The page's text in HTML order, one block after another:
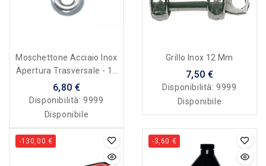
Moschettone Acciaio Inox
Apertura Trasversale - 10
Mm
6,80 €
Disponibilità:9999
Disponibile
Grillo Inox 12 Mm
7,50 €
Disponibilità:9999
Disponibile
-130,00 € -3,60 €